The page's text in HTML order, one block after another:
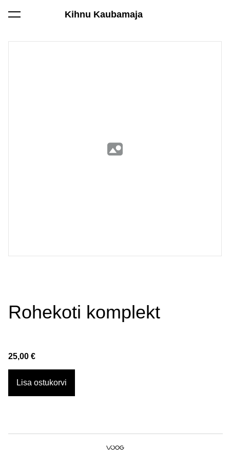
Kihnu Kaubamaja
lisati ostukorvi. Vaata ostukorvi
Rohekoti komplekt
25,00 €
Lisa ostukorvi